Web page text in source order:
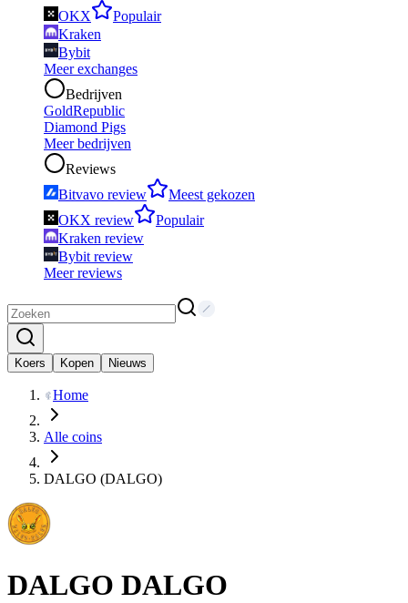
OKX
Populair
Kraken
Bybit
Meer exchanges
Bedrijven
GoldRepublic
Diamond Pigs
Meer bedrijven
Reviews
Bitvavo review
Meest gekozen
OKX review
Populair
Kraken review
Bybit review
Meer reviews
Koers Kopen Nieuws
Home
Alle coins
DALGO (DALGO)
DALGO DALGO